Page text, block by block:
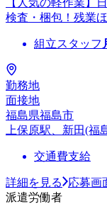
検査・梱包！残業
組立スタッフ
勤務地
面接地
福島県福島市
上保原駅、新田(福
交通費支給
詳細を見る
応募画
派遣労働者